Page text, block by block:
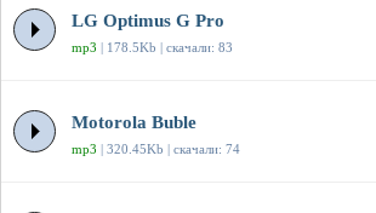
LG Optimus G Pro
mp3 | 178.5Kb | скачали: 83
Motorola Buble
mp3 | 320.45Kb | скачали: 74